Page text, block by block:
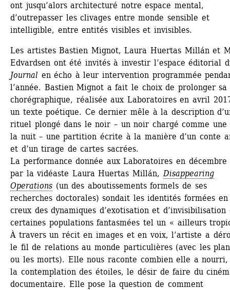
ont jusqu’alors architecturé notre espace mental,
d’outrepasser les clivages entre monde sensible et
intelligible, entre entités visibles et invisibles.
Les artistes Bastien Mignot, Laura Huertas Millán et
Edvardsen ont été invités à investir l’espace éditorial
Journal en écho à leur intervention programmée
l’année. Bastien Mignot a fait le choix de prolonger sa
chorégraphique, réalisée aux Laboratoires en avril
un texte poétique. Ce dernier mêle à la description
rituel plongé dans le noir – un noir chargé comme
la nuit – une partition écrite à la manière d’un conte
et d’un tirage de cartes sacrées.
La performance donnée aux Laboratoires en décembre
par la vidéaste Laura Huertas Millán, Disappearing
Operations (un des aboutissements formels de ses
recherches doctorales) sondait les identités formées en
creux des dynamiques d’exotisation et d’invisibilisation
certaines populations fantasmées tel un « ailleurs
À travers un récit en images et en voix, l’artiste a
le fil de relations au monde particulières (avec les
ou les morts). Elle nous raconte combien elle a nourri,
la contemplation des étoiles, le désir de faire du
documentaire. Elle pose la question de comment